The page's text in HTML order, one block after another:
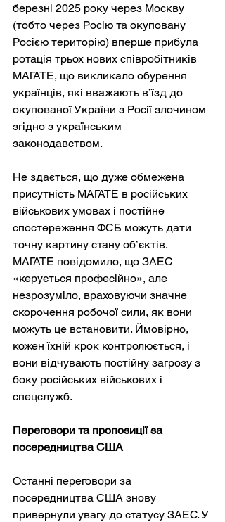
березні 2025 року через Москву
(тобто через Росію та окуповану
Росією територію) вперше прибула
ротація трьох нових співробітників
МАГАТЕ, що викликало обурення
українців, які вважають в’їзд до
окупованої України з Росії злочином
згідно з українським
законодавством.
Не здається, що дуже обмежена
присутність МАГАТЕ в російських
військових умовах і постійне
спостереження ФСБ можуть дати
точну картину стану об’єктів.
МАГАТЕ повідомило, що ЗАЕС
«керується професійно», але
незрозуміло, враховуючи значне
скорочення робочої сили, як вони
можуть це встановити. Ймовірно,
кожен їхній крок контролюється, і
вони відчувають постійну загрозу з
боку російських військових і
спецслужб.
Переговори та пропозиції за
посередництва США
Останні переговори за
посередництва США знову
привернули увагу до статусу ЗАЕС. У